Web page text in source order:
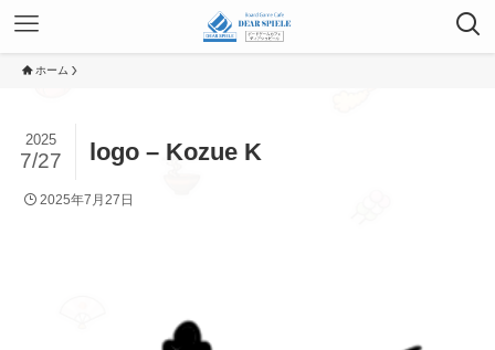
ホーム
logo – Kozue K
2025
7/27
2025年7月27日